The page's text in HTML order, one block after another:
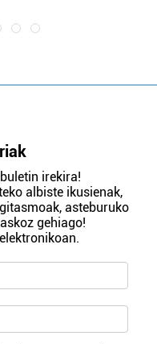
irekira!
albiste ikusienak,
asteburuko
gehiago!